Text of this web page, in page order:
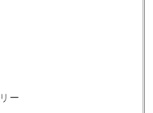
ー